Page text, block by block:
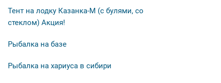
Тент на лодку Казанка-М (с булями, со
стеклом) Акция!
Рыбалка на базе
Рыбалка на хариуса в сибири